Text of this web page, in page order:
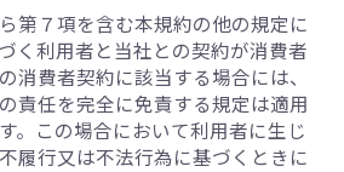
第７項を含む本規約の他の規定に
く利用者と当社との契約が消費者
消費者契約に該当する場合には、
責任を完全に免責する規定は適用
。この場合において利用者に生じ
履行又は不法行為に基づくときに